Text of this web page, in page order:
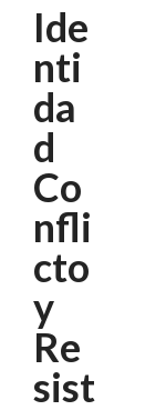
Ide
nti
da
d
Co
nfli
cto
y
Re
sist